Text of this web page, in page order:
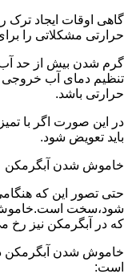
گاهی اوقات ایجاد ترک
حرارتی مشکلاتی را
گرم شدن بیش از حد
تنظیم دمای آب خروجی
حرارتی باشد.
در این صورت اگر با
باید تعویض شود.
خاموش شدن آبگرمکن
حتی تصور این که
شود،سخت
که در آبگرمکن نیز رخ
خاموش شدن آبگرمکن
است: